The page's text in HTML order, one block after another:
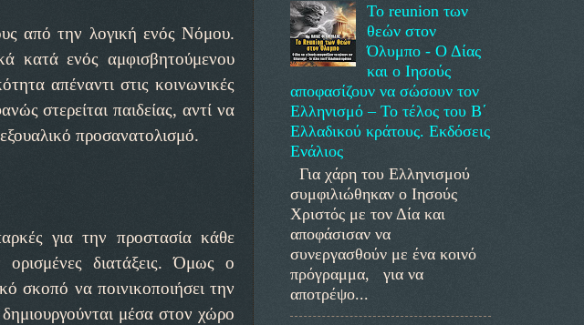
από την λογική ενός Νόμου.
κατά ενός αμφισβητούμενου
απέναντι στις κοινωνικές
στερείται παιδείας, αντί να
προσανατολισμό.
για την προστασία κάθε
διατάξεις. Όμως ο
σκοπό να ποινικοποιήσει την
μέσα στον χώρο
Το reunion των
θεών στον
Όλυμπο - Ο Δίας
και ο Ιησούς
αποφασίζουν να σώσουν τον
Ελληνισμό – Το τέλος του Β΄
Ελλαδικού κράτους. Εκδόσεις
Ενάλιος
Για χάρη του Ελληνισμού
συμφιλιώθηκαν ο Ιησούς
Χριστός με τον Δία και
αποφάσισαν να
συνεργασθούν με ένα κοινό
πρόγραμμα, για να
αποτρέψο...